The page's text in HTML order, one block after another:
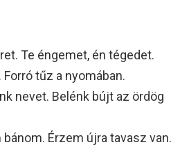
Te éngemet, én tégedet.
tűz a nyomában.
nevet. Belénk bújt az ördög
Érzem újra tavasz van.